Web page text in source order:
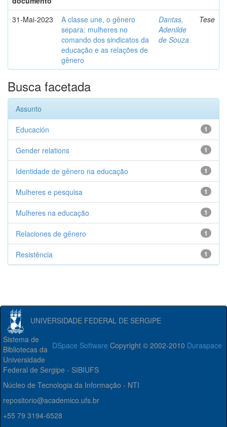
31-Mai-2023
A classe une, o gênero
separa: mulheres no
comando dos sindicatos da
educação e as relações de
gênero
Dantas,
Adenilde
de Souza
Tese
Busca facetada
Assunto
1
Educación
1
Gender relations
1
Identidade de gênero na educação
1
Mulheres e pesquisa
1
Mulheres na educação
1
Relaciones de gênero
1
Resistência
UNIVERSIDADE FEDERAL DE SERGIPE
DSpace Software Copyright © 2002-2010 Duraspace
Sistema de
Bibliotecas da
Universidade
Federal de Sergipe - SIBIUFS
Núcleo de Tecnologia da Informação - NTI
repositorio@academico.ufs.br
+55 79 3194-6528